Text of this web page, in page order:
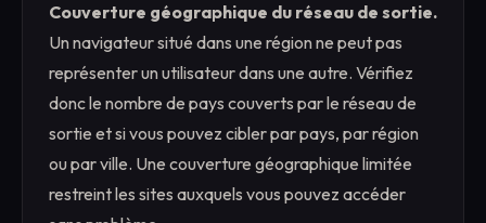
Couverture géographique du réseau de sortie.
Un navigateur situé dans une région ne peut pas
représenter un utilisateur dans une autre. Vérifiez
donc le nombre de pays couverts par le réseau de
sortie et si vous pouvez cibler par pays, par région
ou par ville. Une couverture géographique limitée
restreint les sites auxquels vous pouvez accéder